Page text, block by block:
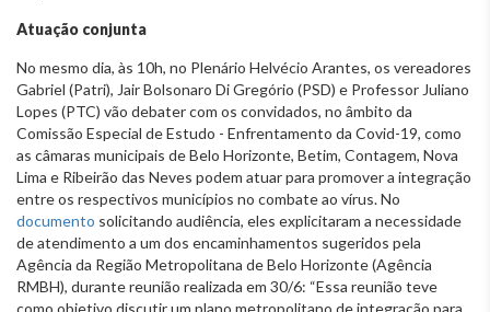
Atuação conjunta
No mesmo dia, às 10h, no Plenário Helvécio Arantes, os vereadores
Gabriel (Patri), Jair Bolsonaro Di Gregório (PSD) e Professor Juliano
Lopes (PTC) vão debater com os convidados, no âmbito da
Comissão Especial de Estudo - Enfrentamento da Covid-19, como
as câmaras municipais de Belo Horizonte, Betim, Contagem, Nova
Lima e Ribeirão das Neves podem atuar para promover a integração
entre os respectivos municípios no combate ao vírus. No
documento solicitando audiência, eles explicitaram a necessidade
de atendimento a um dos encaminhamentos sugeridos pela
Agência da Região Metropolitana de Belo Horizonte (Agência
RMBH), durante reunião realizada em 30/6: “Essa reunião teve
como objetivo discutir um plano metropolitano de integração para